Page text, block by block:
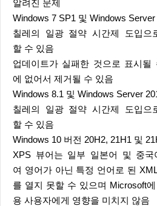
알려진 문제
Windows 7 SP1 및 Windows Server
칠레의 일광 절약 시간제 도입으
할 수 있음
업데이트가 실패한 것으로 표시
에 없어서 제거될 수 있음
Windows 8.1 및 Windows Server
칠레의 일광 절약 시간제 도입으
할 수 있음
Windows 10 버전 20H2, 21H1 및
XPS 뷰어는 일부 일본어 및 중
여 영어가 아닌 특정 언어로 된
를 열지 못할 수 있으며 Microsoft
용 사용자에게 영향을 미치지 않음